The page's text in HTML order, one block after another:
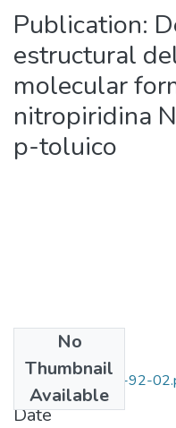
Publication:
estructural
molecular
nitropiridina
p-toluico
No
Thumbnail
Available
1106-05-026-92-
Date